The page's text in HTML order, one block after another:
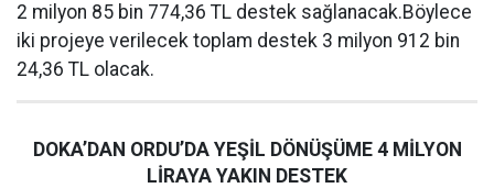
2 milyon 85 bin 774,36 TL destek sağlanacak.Böylece
iki projeye verilecek toplam destek 3 milyon 912 bin
24,36 TL olacak.
DOKA’DAN ORDU’DA YEŞİL DÖNÜŞÜME 4 MİLYON
LİRAYA YAKIN DESTEK